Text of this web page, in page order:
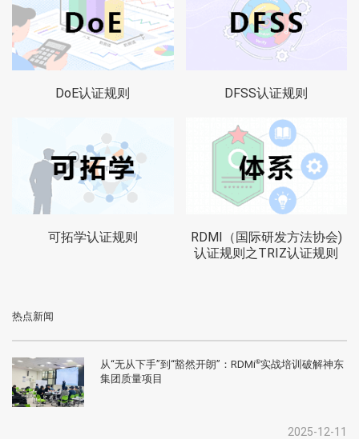
DoE认证规则 DFSS认证规则
可拓学认证规则
RDMI（国际研发方法协会)
认证规则之TRIZ认证规则
热点新闻
从“无从下手”到“豁然开朗”：RDMi®实战培训破解神东
集团质量项目
2025-12-11